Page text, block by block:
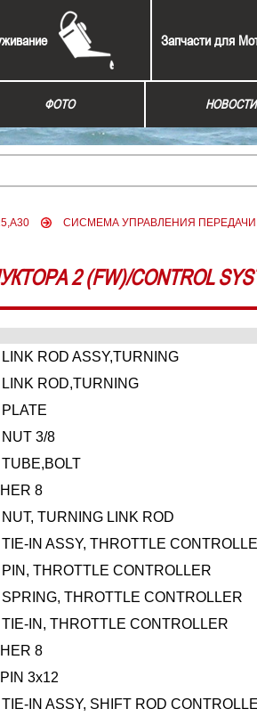
Запчасти для
ФОТО НОВОСТИ
СИСМЕМА УПРАВЛЕНИЯ ПЕРЕДАЧИ
2 (FW)/CONTROL
ROD ASSY,TURNING
ROD,TURNING
3/8
8
TURNING LINK ROD
IN ASSY, THROTTLE
THROTTLE CONTROLLER
THROTTLE CONTROLLER
IN, THROTTLE CONTROLLER
8
3x12
IN ASSY, SHIFT ROD